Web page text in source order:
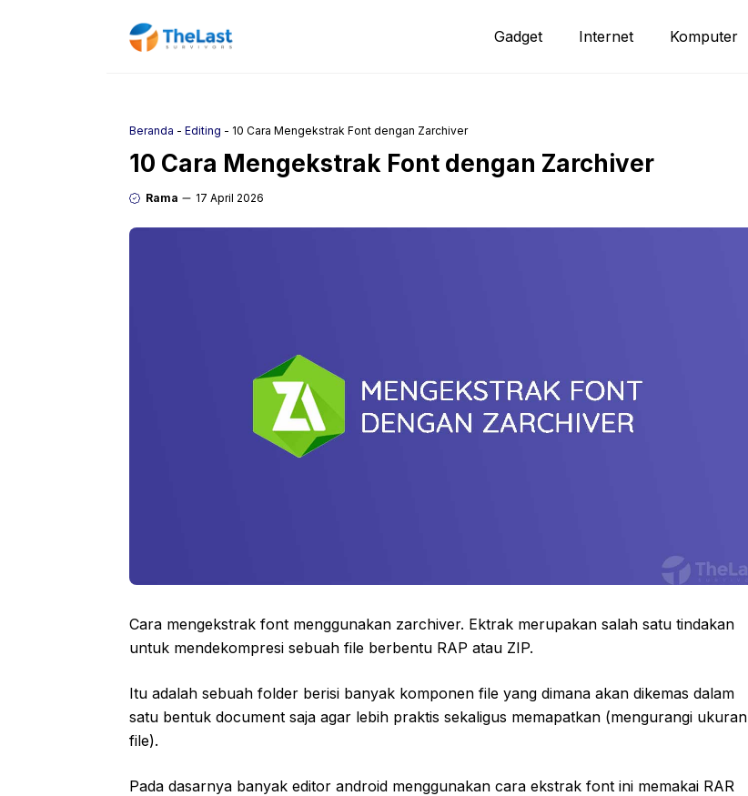
Gadget Internet Komputer
Beranda - Editing - 10 Cara Mengekstrak Font dengan Zarchiver
10 Cara Mengekstrak Font dengan Zarchiver
Rama 17 April 2026
Cara mengekstrak font menggunakan zarchiver. Ektrak merupakan salah satu tindakan
untuk mendekompresi sebuah file berbentu RAP atau ZIP.
Itu adalah sebuah folder berisi banyak komponen file yang dimana akan dikemas dalam
satu bentuk document saja agar lebih praktis sekaligus memapatkan (mengurangi ukuran
file).
Pada dasarnya banyak editor android menggunakan cara ekstrak font ini memakai RAR